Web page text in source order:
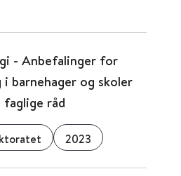
- Anbefalinger for
barnehager og skoler
faglige råd
2023